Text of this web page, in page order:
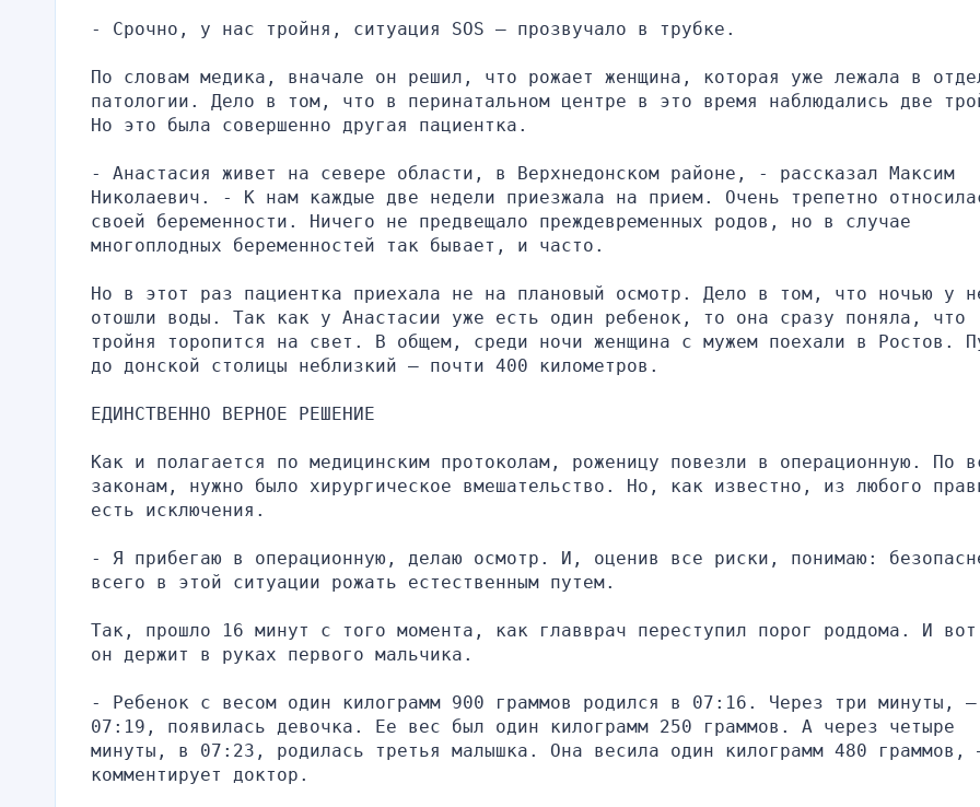
- Срочно, у нас тройня, ситуация SOS — прозвучало в трубке.
По словам медика, вначале он решил, что рожает женщина, которая уже лежала в
патологии. Дело в том, что в перинатальном центре в это время наблюдались две
Но это была совершенно другая пациентка.
- Анастасия живет на севере области, в Верхнедонском районе, - рассказал Максим
Николаевич. - К нам каждые две недели приезжала на прием. Очень трепетно
своей беременности. Ничего не предвещало преждевременных родов, но в случае
многоплодных беременностей так бывает, и часто.
Но в этот раз пациентка приехала не на плановый осмотр. Дело в том, что ночью у
отошли воды. Так как у Анастасии уже есть один ребенок, то она сразу поняла, что
тройня торопится на свет. В общем, среди ночи женщина с мужем поехали в Ростов.
до донской столицы неблизкий – почти 400 километров.
ЕДИНСТВЕННО ВЕРНОЕ РЕШЕНИЕ
Как и полагается по медицинским протоколам, роженицу повезли в операционную. По
законам, нужно было хирургическое вмешательство. Но, как известно, из любого
есть исключения.
- Я прибегаю в операционную, делаю осмотр. И, оценив все риски, понимаю:
всего в этой ситуации рожать естественным путем.
Так, прошло 16 минут с того момента, как главврач переступил порог роддома. И
он держит в руках первого мальчика.
- Ребенок с весом один килограмм 900 граммов родился в 07:16. Через три минуты,
07:19, появилась девочка. Ее вес был один килограмм 250 граммов. А через четыре
минуты, в 07:23, родилась третья малышка. Она весила один килограмм 480 граммов,
комментирует доктор.